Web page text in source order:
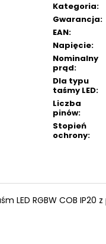
Kategoria:
Gwarancja:
EAN:
Napięcie:
Nominalny
prąd:
Dla typu
taśmy LED:
Liczba
pinów:
Stopień
ochrony:
LED RGBW COB IP20